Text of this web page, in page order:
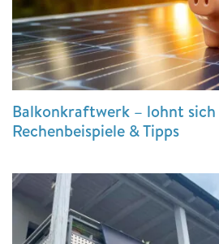
Balkonkraftwerk – lohnt sich
Rechenbeispiele & Tipps